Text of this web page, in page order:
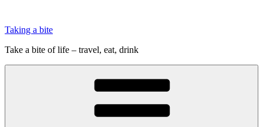
indhold
Taking a bite
Take a bite of life – travel, eat, drink